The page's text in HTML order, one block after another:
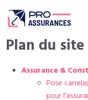
Plan du site
Assurance &
Pose
pour